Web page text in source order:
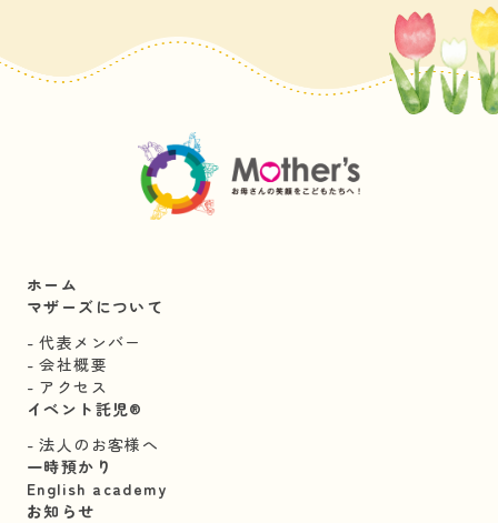
ホーム
マザーズについて
代表メンバー
会社概要
アクセス
イベント託児®︎
法人のお客様へ
一時預かり
English academy
お知らせ